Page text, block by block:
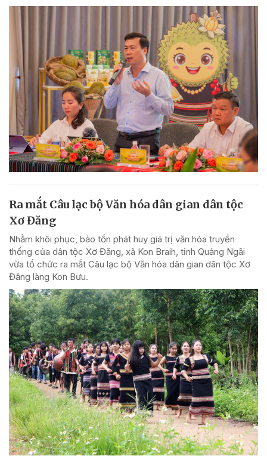
Ra mắt Câu lạc bộ Văn hóa dân gian dân tộc
Xơ Đăng
Nhằm khôi phục, bảo tồn phát huy giá trị văn hóa truyền
thống của dân tộc Xơ Đăng, xã Kon Braih, tỉnh Quảng Ngãi
vừa tổ chức ra mắt Câu lạc bộ Văn hóa dân gian dân tộc Xơ
Đăng làng Kon Bưu.